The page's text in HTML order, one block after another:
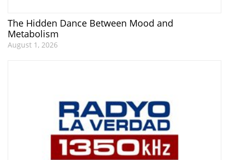
The Hidden Dance Between Mood and
Metabolism
August 1, 2026